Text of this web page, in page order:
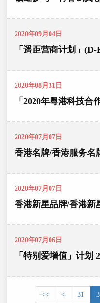
2020年09月04日
「遥距营商计划」
2020年08月31日
「2020年粤港科技
2020年07月07日
香港名牌/香港服务名
2020年07月07日
香港新星品牌/香港新
2020年07月06日
「特别爱增值」计划
<< < 31